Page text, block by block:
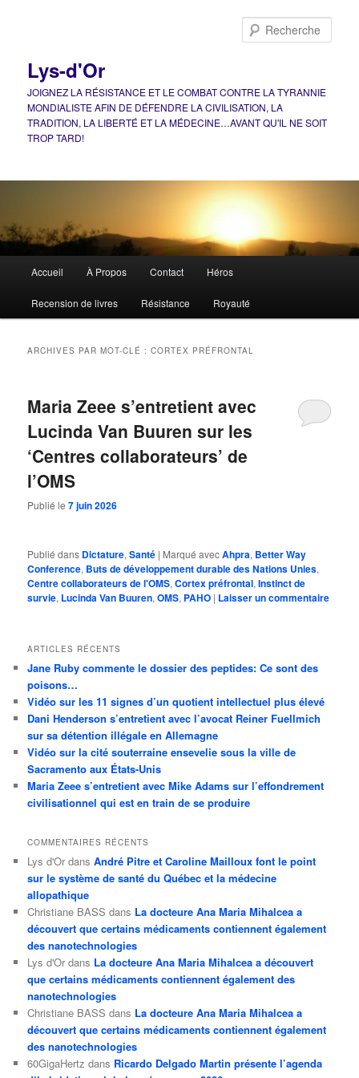
Lys-d'Or
JOIGNEZ LA RÉSISTANCE ET LE COMBAT CONTRE LA TYRANNIE
MONDIALISTE AFIN DE DÉFENDRE LA CIVILISATION, LA
TRADITION, LA LIBERTÉ ET LA MÉDECINE…AVANT QU'IL NE SOIT
TROP TARD!
principal
Accueil À Propos Contact Héros
Recension de livres Résistance Royauté
ARCHIVES PAR MOT-CLÉ :CORTEX PRÉFRONTAL
Maria Zeee s’entretient avec
Lucinda Van Buuren sur les
‘Centres collaborateurs’ de
l’OMS
Publié le7 juin 2026
Publié dans Dictature,Santé | Marqué avecAhpra, Better Way
Conference, Buts de développement durable des Nations Unies,
Centre collaborateurs de l'OMS,Cortex préfrontal,Instinct de
survie, Lucinda Van Buuren,OMS, PAHO | Laisser un commentaire
ARTICLES RÉCENTS
Jane Ruby commente le dossier des peptides: Ce sont des
poisons…
Vidéo sur les 11 signes d’un quotient intellectuel plus élevé
Dani Henderson s’entretient avec l’avocat Reiner Fuellmich
sur sa détention illégale en Allemagne
Vidéo sur la cité souterraine ensevelie sous la ville de
Sacramento aux États-Unis
Maria Zeee s’entretient avec Mike Adams sur l’effondrement
civilisationnel qui est en train de se produire
COMMENTAIRES RÉCENTS
Lys d'Or dansAndré Pitre et Caroline Mailloux font le point
sur le système de santé du Québec et la médecine
allopathique
Christiane BASS dans La docteure Ana Maria Mihalcea a
découvert que certains médicaments contiennent également
des nanotechnologies
Lys d'Or dans La docteure Ana Maria Mihalcea a découvert
que certains médicaments contiennent également des
nanotechnologies
Christiane BASS dans La docteure Ana Maria Mihalcea a
découvert que certains médicaments contiennent également
des nanotechnologies
60GigaHertz dans Ricardo Delgado Martin présente l’agenda